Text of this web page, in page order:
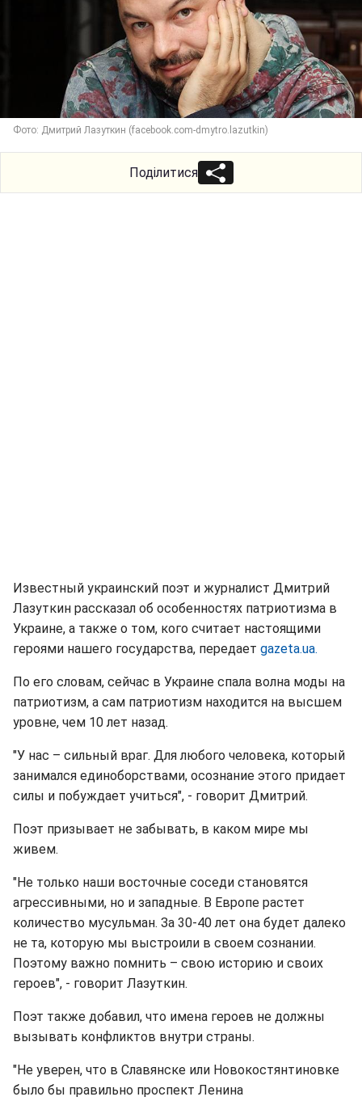
Фото: Дмитрий Лазуткин (facebook.com-dmytro.lazutkin)
Поділитися
Известный украинский поэт и журналист Дмитрий
Лазуткин рассказал об особенностях патриотизма в
Украине, а также о том, кого считает настоящими
героями нашего государства, передает gazeta.ua.
По его словам, сейчас в Украине спала волна моды на
патриотизм, а сам патриотизм находится на высшем
уровне, чем 10 лет назад.
"У нас – сильный враг. Для любого человека, который
занимался единоборствами, осознание этого придает
силы и побуждает учиться", - говорит Дмитрий.
Поэт призывает не забывать, в каком мире мы
живем.
"Не только наши восточные соседи становятся
агрессивными, но и западные. В Европе растет
количество мусульман. За 30-40 лет она будет далеко
не та, которую мы выстроили в своем сознании.
Поэтому важно помнить – свою историю и своих
героев", - говорит Лазуткин.
Поэт также добавил, что имена героев не должны
вызывать конфликтов внутри страны.
"Не уверен, что в Славянске или Новокостянтиновке
было бы правильно проспект Ленина